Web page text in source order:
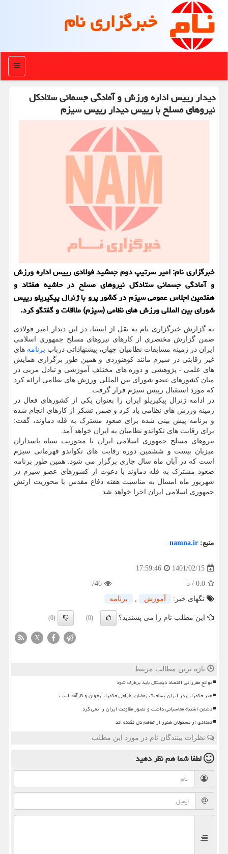
خبرگزاری نام
منو
دیدار رییس اداره ورزش و آمادگی جسمانی ستادکل
نیروهای مسلح با رییس دیدار رییس سیزم
خبرگزاری نام: امیر سرتیپ دوم جمشید فولادی رییس اداره ورزش
و آمادگی جسمانی ستادکل نیروهای مسلح در حاشیه هفتاد و
هفتمین اجلاس عمومی سیزم در کشور پرو با ژنرال پیکیریلو رییس
شورای بین المللی ورزش های نظامی (سیزم) ملاقات و گفتگو کرد.
به گزارش خبرگزاری نام به نقل از ایسنا، در این دیدار امیر فولادی
ضمن گزارش مختصری از کارهای نیروهای مسلح جمهوری اسلامی
ایران در زمینه مسابقات نظامیان جهان، پیشنهاداتی درباب برنامه های
غیر رقابتی در سیزم مانند کوهنوردی و همین طور برگزاری همایش
های علمی - پژوهشی و دوره های مختلف آموزشی و تبادل مربی در
میان کشورهای عضو شورای بین المللی ورزش های نظامی ارائه کرد
که مورد استقبال رییس سیزم قرار گرفت.
در ادامه ژنرال پیکیریلو ایران را بعنوان یکی از کشورهای فعال در
زمینه ورزش های نظامی یاد کرد و ضمن تشکر از کارهای انجام شده
و برنامه پیش بینی شده برای صعود مشترک به قله دماوند، گفت:
برای رقابت های تکواندو نظامیان به ایران خواهد آمد.
نیروهای مسلح جمهوری اسلامی ایران با محوریت سپاه پاسداران
میزبان بیست و ششمین دوره رقابت های تکواندو قهرمانی سیزم
است که در آبان ماه سال جاری برگزار می شود. همین طور برنامه
صعود مشترک به قله دماوند با دعوت از کشورهای عضو سیزم در
شهریور ماه امسال به مناسبت هفته دفاع مقدس با محوریت ارتش
جمهوری اسلامی ایران اجرا خواهد شد.
منبع: namna.ir
1401/02/15
17:59:46
0.0
/
5
746
تگهای خبر:
آموزش , برنامه
این مطلب نام را می پسندید؟ (0)
(0)
X
تازه ترین مطالب مرتبط
موانع مقرراتی اقتصاد دیجیتال باید برطرف شود
هنر حکمرانی در ایران پساجنگ رمضان، طراحی حکمرانی جوان و کارآمد است
دشمن اشتباه محاسباتی داشت و تصور مقاومت ایران را نمی کرد
تعدادی از مسئولان هنوز از تفاهم دل نکنده اند
نظرات بینندگان نام در مورد این مطلب
لطفا شما همنظر دهید